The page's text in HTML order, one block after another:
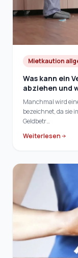
Mietkaution
Was kann ein
abziehen und
Manchmal wird
bezeichnet, da sie
Geldbetr…
Weiterlesen